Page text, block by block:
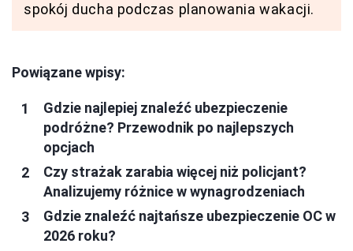
spokój ducha podczas planowania wakacji.
Powiązane wpisy:
Gdzie najlepiej znaleźć ubezpieczenie
podróżne? Przewodnik po najlepszych
opcjach
Czy strażak zarabia więcej niż policjant?
Analizujemy różnice w wynagrodzeniach
Gdzie znaleźć najtańsze ubezpieczenie OC w
2026 roku?